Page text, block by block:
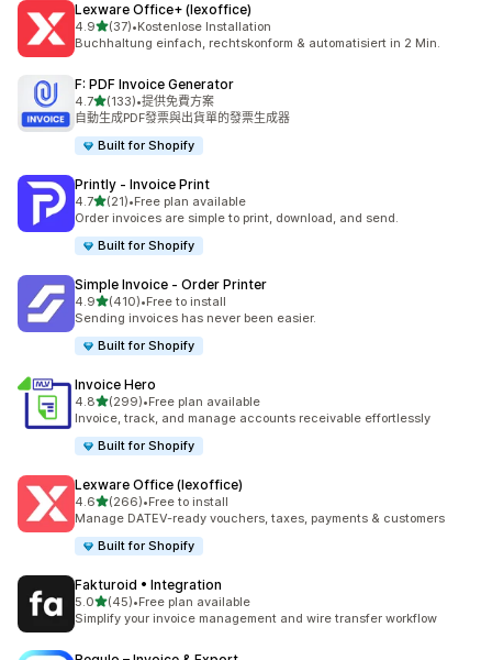
Lexware Office+ (lexoffice)
4.9滿分 5 顆星
(37)
共有 37 則評價
•Kostenlose Installation
Buchhaltung einfach, rechtskonform & automatisiert in 2 Min.
F: PDF Invoice Generator
4.7滿分 5 顆星
(133)
共有 133 則評價
•提供免費方案
自動生成PDF發票與出貨單的發票生成器
Built for Shopify
Printly ‑ Invoice Print
4.7滿分 5 顆星
(21)
共有 21 則評價
•Free plan available
Order invoices are simple to print, download, and send.
Built for Shopify
Simple Invoice ‑ Order Printer
4.9滿分 5 顆星
(410)
共有 410 則評價
•Free to install
Sending invoices has never been easier.
Built for Shopify
Invoice Hero
4.8滿分 5 顆星
(299)
共有 299 則評價
•Free plan available
Invoice, track, and manage accounts receivable effortlessly
Built for Shopify
Lexware Office (lexoffice)
4.6滿分 5 顆星
(266)
共有 266 則評價
•Free to install
Manage DATEV-ready vouchers, taxes, payments & customers
Built for Shopify
Fakturoid • Integration
5.0滿分 5 顆星
(45)
共有 45 則評價
•Free plan available
Simplify your invoice management and wire transfer workflow